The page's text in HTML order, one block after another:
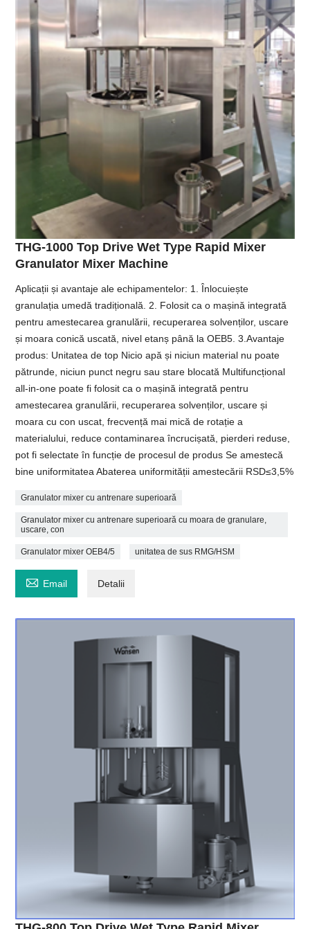
THG-1000 Top Drive Wet Type Rapid Mixer
Granulator Mixer Machine
Aplicații și avantaje ale echipamentelor: 1. Înlocuiește
granulația umedă tradițională. 2. Folosit ca o mașină integrată
pentru amestecarea granulării, recuperarea solvenților, uscare
și moara conică uscată, nivel etanș până la OEB5. 3.Avantaje
produs: Unitatea de top Nicio apă și niciun material nu poate
pătrunde, niciun punct negru sau stare blocată Multifuncțional
all-in-one poate fi folosit ca o mașină integrată pentru
amestecarea granulării, recuperarea solvenților, uscare și
moara cu con uscat, frecvență mai mică de rotație a
materialului, reduce contaminarea încrucișată, pierderi reduse,
pot fi selectate în funcție de procesul de produs Se amestecă
bine uniformitatea Abaterea uniformității amestecării RSD≤3,5%
Granulator mixer cu antrenare superioară
Granulator mixer cu antrenare superioară cu moara de granulare,
uscare, con
Granulator mixer OEB4/5 unitatea de sus RMG/HSM
 Email Detalii